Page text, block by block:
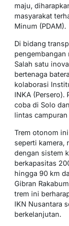
maju,
masyarakat
Minum (PDAM).
Di bidang
Salah satu
bertenaga
kolaborasi
INKA
coba di Solo
lintas
Trem otonom
seperti kamera,
dengan sistem
berkapasitas
hingga 90 km
Gibran
trem ini
IKN Nusantara
berkelanjutan.